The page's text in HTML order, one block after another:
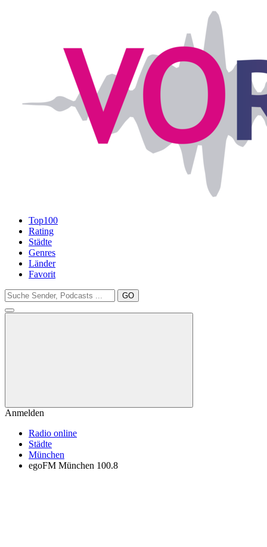
Top100
Rating
Städte
Genres
Länder
Favorit
GO
Anmelden
Radio online
Städte
München
egoFM München 100.8